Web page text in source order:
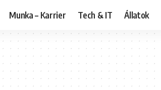
Munka – Karrier Tech & IT Állatok